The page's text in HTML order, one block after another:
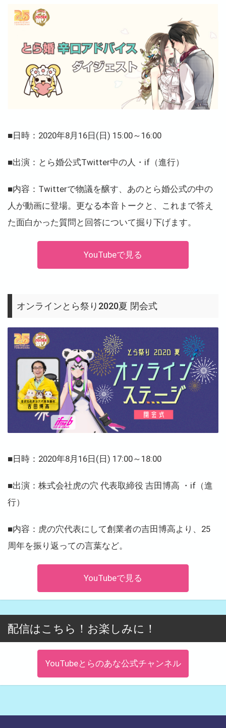
■日時：2020年8月16日(日) 15:00～16:00
■出演：とら婚公式Twitter中の人・if（進行）
■内容：Twitterで物議を醸す、あのとら婚公式の中の
人が動画に登場。更なる本音トークと、これまで答え
た面白かった質問と回答について掘り下げます。
YouTubeで見る
オンラインとら祭り2020夏 閉会式
■日時：2020年8月16日(日) 17:00～18:00
■出演：株式会社虎の穴 代表取締役 吉田博高 ・if（進
行）
■内容：虎の穴代表にして創業者の吉田博高より、25
周年を振り返っての言葉など。
YouTubeで見る
配信はこちら！お楽しみに！
YouTubeとらのあな公式チャンネル